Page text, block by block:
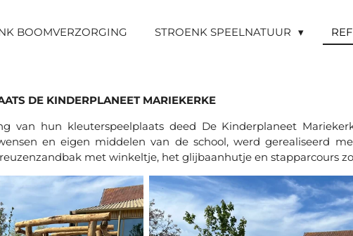
BOOMVERZORGING STROENK SPEELNATUUR
DE KINDERPLANEET MARIEKERKE
van hun kleuterspeelplaats deed De Kinderplaneet
en eigen middelen van de school, werd gerealiseerd
met winkeltje, het glijbaanhutje en stapparcours